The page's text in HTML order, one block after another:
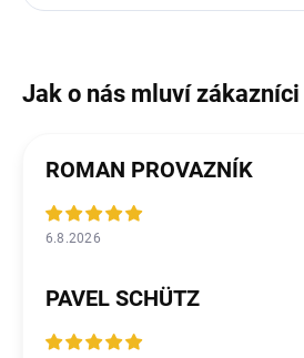
ROMAN PROVAZNÍK
6.8.2026
PAVEL SCHÜTZ